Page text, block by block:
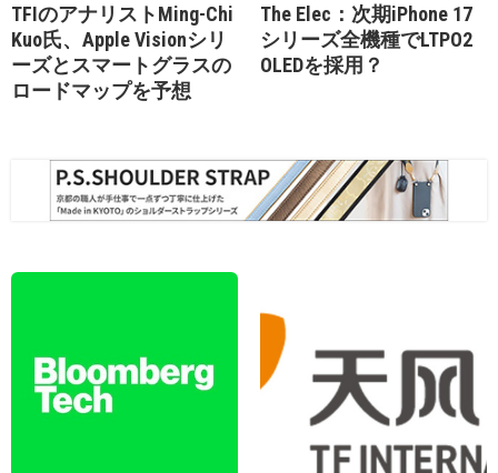
TFIのアナリストMing-Chi
Kuo氏、Apple Visionシリ
ーズとスマートグラスの
ロードマップを予想
The Elec：次期iPhone 17
シリーズ全機種でLTPO2
OLEDを採用？